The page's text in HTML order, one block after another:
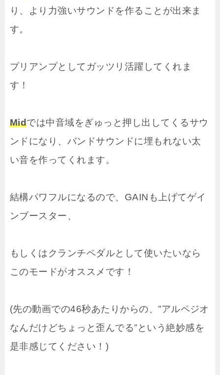
り、より力強いサウンドを作ることが出来ま
す。
プリアンプとしてガッツリ活躍してくれま
す！
Midでは中音域をぎゅっと押し出してくるサウ
ンドになり、バンドサウンドに埋もれない太
い音を作ってくれます。
結構パワフルになるので、GAINも上げてゲイ
ンブースター、
もしくはクランチペダルとして使いたいなら
このモードがオススメです！
(先の動画での46秒あたりからの、”アルペジオ
なんだけどちょっと歪んでる”という絶妙感を
是非感じてください！)